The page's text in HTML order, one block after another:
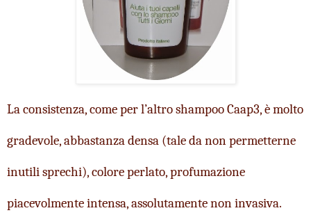
La consistenza, come per l’altro shampoo Caap3, è molto
gradevole, abbastanza densa (tale da non permetterne
inutili sprechi), colore perlato, profumazione
piacevolmente intensa, assolutamente non invasiva.